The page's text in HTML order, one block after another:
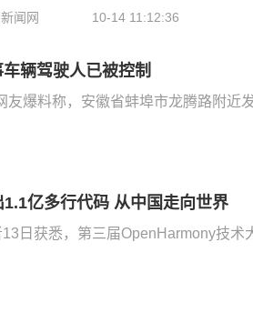
闻网 10-14 11:12:36
辆驾驶人已被控制
爆料称，安徽省蚌埠市龙腾路附近
亿多行代码 从中国走向世界
日获悉，第三届OpenHarmony技术